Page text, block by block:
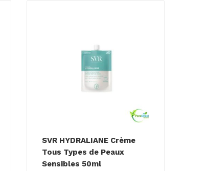
SVR HYDRALIANE Crème
Tous Types de Peaux
Sensibles 50ml